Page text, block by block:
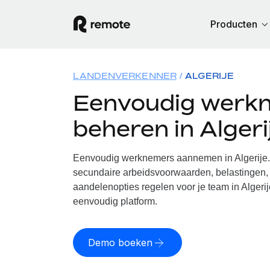
Producten
LANDENVERKENNER ALGERIJE
Eenvoudig
beheren in
Eenvoudig werknemers aannemen in
secundaire arbeidsvoorwaarden,
aandelenopties regelen voor je team in
eenvoudig platform.
Demo boeken